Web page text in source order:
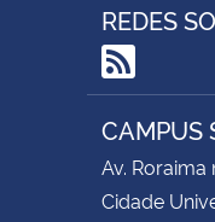
REDES
RSS
CAMPUS
Av. Roraima
Cidade